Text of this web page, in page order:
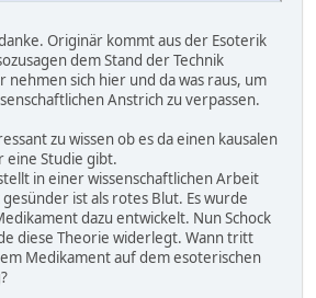
Originär kommt aus der Esoterik
dem Stand der Technik
nehmen sich hier und da was raus, um
Anstrich zu verpassen.
zu wissen ob es da einen kausalen
eine Studie gibt.
in einer wissenschaftlichen Arbeit
ist als rotes Blut. Es wurde
dazu entwickelt. Nun Schock
diese Theorie widerlegt. Wann tritt
Medikament auf dem esoterischen